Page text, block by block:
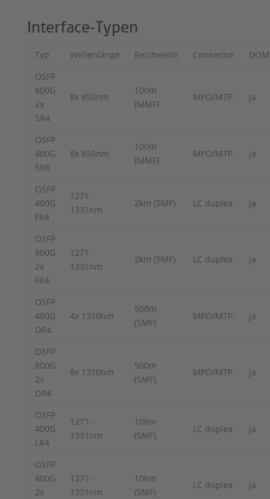
Interface-Typen
Typ Wellenlänge Reichweite Connector
OSFP
800G
2x
SR4
8x 850nm
100m
(MMF)
MPO/MTP ja
OSFP
400G
SR8
8x 850nm
100m
(MMF)
MPO/MTP ja
OSFP
400G
FR4
1271-
1331nm
2km (SMF) LC duplex ja
OSFP
800G
2x
FR4
1271-
1331nm
2km (SMF) LC duplex ja
OSFP
400G
DR4
4x 1310nm
500m
(SMF)
MPO/MTP ja
OSFP
800G
2x
DR4
8x 1310nm
500m
(SMF)
MPO/MTP ja
OSFP
400G
LR4
1271-
1331nm
10km
(SMF)
LC duplex ja
OSFP
800G
2x
1271-
1331nm
10km
(SMF)
LC duplex ja